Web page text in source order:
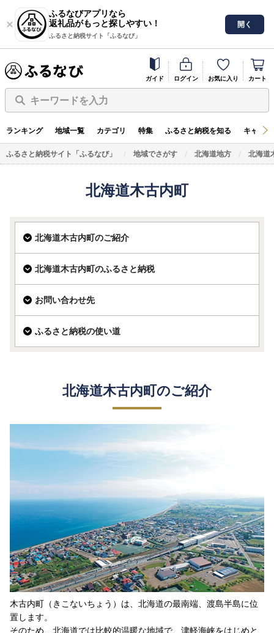
ふるなびアプリなら
返礼品がもっと探しやすい！
ふるさと納税サイト「ふるなび」
開く
ガイド ログイン お気に入り カート
キーワードを入力
ランキング 地域一覧 カテゴリ 特集 ふるさと納税を知る キャン
ふるさと納税サイト「ふるなび」 地域でさがす 北海道地方 北海道
北海道木古内町
北海道木古内町のご紹介
北海道木古内町のふるさと納税
お問い合わせ先
ふるさと納税の使い道
北海道木古内町のご紹介
木古内町（きこないちょう）は、北海道の最南端、渡島半島に位
置します。
そのため、北海道では比較的温暖な地域で、津軽海峡をはじめと